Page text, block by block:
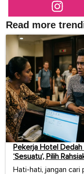
Read more
Pekerja Hotel Dedah
‘Sesuatu’, Pilih
Hati-hati, jangan